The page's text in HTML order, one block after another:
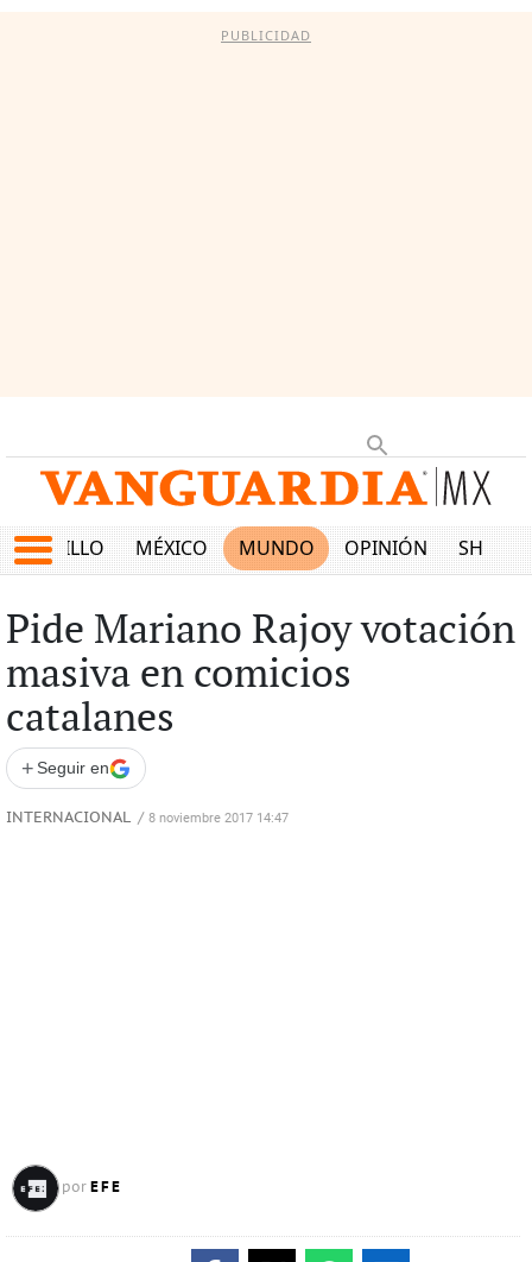
PUBLICIDAD
SALTILLO MÉXICO MUNDO OPINIÓN SHOW
Pide Mariano Rajoy votación
masiva en comicios
catalanes
+ Seguir en
INTERNACIONAL / 8 noviembre 2017 14:47
por EFE